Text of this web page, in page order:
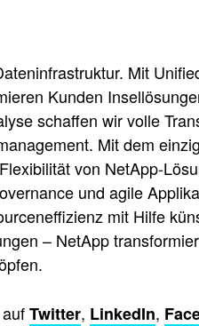
Mit
Kunden
schaffen wir volle
Mit dem
von NetApp-
und agile
mit Hilfe
– NetApp
Twitter, LinkedIn,